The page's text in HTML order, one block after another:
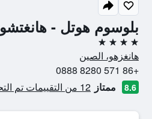
بلوسوم هوتل - هانغتشو
4 نجوم
هانغزهو، الصين
+86 571 8280 0888
8.6 ممتاز 12 من التقييمات تم التحقق منها